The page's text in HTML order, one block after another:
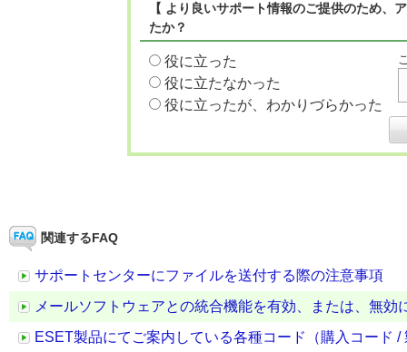
【 より良いサポート情報のご提供のため
たか？
役に立った
役に立たなかった
役に立ったが、わかりづらかった
関連するFAQ
サポートセンターにファイルを送付する際の注意事項
メールソフトウェアとの統合機能を有効、または、無効
ESET製品にてご案内している各種コード（購入コード